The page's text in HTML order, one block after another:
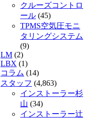
クルーズコントロ
ール (45)
TPMS空気圧モニ
タリングシステム
(9)
LM (2)
LBX (1)
コラム (14)
スタッフ (4,863)
インストーラー杉
山 (34)
インストーラー辻